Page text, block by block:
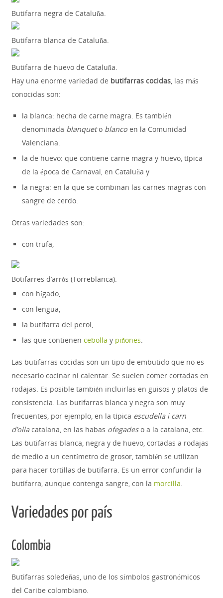
Butifarra negra de Cataluña.
Butifarra blanca de Cataluña.
Butifarra de huevo de Cataluña.
Hay una enorme variedad de butifarras cocidas, las más
conocidas son:
la blanca: hecha de carne magra. Es también
denominada blanqueto blanco en la Comunidad
Valenciana.
la de huevo: que contiene carne magra y huevo, típica
de la época de Carnaval, en Cataluña y
la negra: en la que se combinan las carnes magras con
sangre de cerdo.
Otras variedades son:
con trufa,
Botifarres d’arrós (Torreblanca).
con hígado,
con lengua,
la butifarra del perol,
las que contienencebolla y piñones.
Las butifarras cocidas son un tipo de embutido que no es
necesario cocinar ni calentar. Se suelen comer cortadas en
rodajas. Es posible también incluirlas en guisos y platos de
consistencia. Las butifarras blanca y negra son muy
frecuentes, por ejemplo, en la típica escudella i carn
d’ollacatalana, en las habas ofegadeso a la catalana, etc.
Las butifarras blanca, negra y de huevo, cortadas a rodajas
de medio a un centímetro de grosor, también se utilizan
para hacer tortillas de butifarra. Es un error confundir la
butifarra, aunque contenga sangre, con la morcilla
Variedades por país
Colombia
Butifarras soledeñas, uno de los símbolos gastronómicos
del Caribe colombiano.